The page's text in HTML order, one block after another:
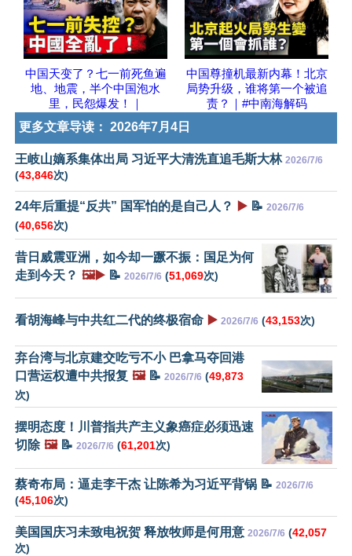
中国天变了？七一前死鱼遍
地、地震，半个中国泡水
里，民怨爆发！｜
中国尊撞机最新内幕！北京
局势升级，谁将第一个被追
责？｜#中南海解码
更多文章导读： 2026年7月4日
王岐山嫡系集体出局 习近平大清洗直追毛斯大林 2026/7/6
(43,846次)
24年后重提“反共” 国军怕的是自己人？ ▶️ 📝 2026/7/6
(40,656次)
昔日威震亚洲，如今却一蹶不振：国足为何
走到今天？ 🖼️▶️ 📝 2026/7/6 (51,069次)
看胡海峰与中共红二代的终极宿命 ▶️ 2026/7/6 (43,153次)
弃台湾与北京建交吃亏不小 巴拿马夺回港
口营运权遭中共报复 🖼️📝 2026/7/6 (49,873
次)
摆明态度！川普指共产主义象癌症必须迅速
切除 🖼️📝 2026/7/6 (61,201次)
蔡奇布局：逼走李干杰 让陈希为习近平背锅 📝 2026/7/6
(45,106次)
美国国庆习未致电祝贺 释放牧师是何用意 2026/7/6 (42,057
次)